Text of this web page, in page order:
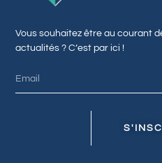
Vous souhaitez être au courant
actualités ? C’est par ici !